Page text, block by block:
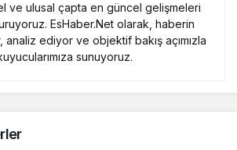
ve ulusal çapta en güncel gelişmeleri
EsHaber.Net olarak, haberin
analiz ediyor ve objektif bakış açımızla
sunuyoruz.